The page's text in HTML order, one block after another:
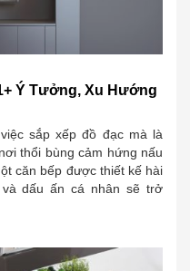
Ý Tưởng, Xu Hướng
sắp xếp đồ đạc mà là
thổi bùng cảm hứng nấu
căn bếp được thiết kế hài
dấu ấn cá nhân sẽ trở